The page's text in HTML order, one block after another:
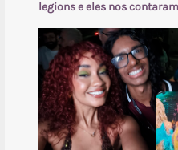
legions e eles nos